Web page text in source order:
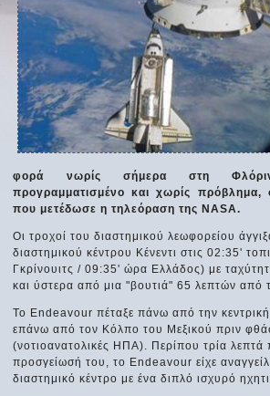
φορά νωρίς σήμερα στη
προγραμματισμένο και χωρίς
που μετέδωσε η τηλεόραση της NASA.
Οι τροχοί του διαστημικού λεωφορείου
διαστημικού κέντρου Κένεντι στις 02:35'
Γκρίνουιτς / 09:35' ώρα Ελλάδος) με
και ύστερα από μια "βουτιά" 65 λεπτών από
Το Endeavour πέταξε πάνω από την κεντρική
επάνω από τον Κόλπο του Μεξικού πριν
(νοτιοανατολικές ΗΠΑ). Περίπου τρία λεπτά
προσγείωσή του, το Endeavour είχε
διαστημικό κέντρο με ένα διπλό ισχυρό